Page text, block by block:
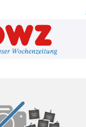
Suche